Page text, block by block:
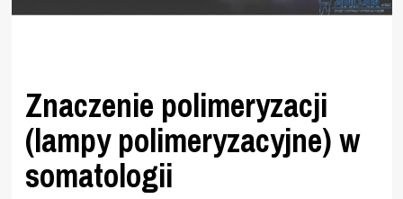
Znaczenie polimeryzacji
(lampy polimeryzacyjne) w
somatologii